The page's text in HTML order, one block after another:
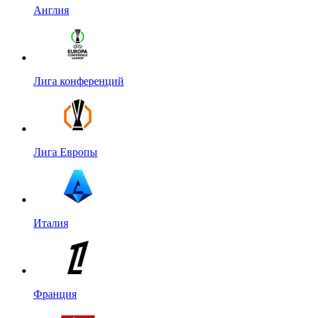
Англия
Лига конференций
Лига Европы
Италия
Франция